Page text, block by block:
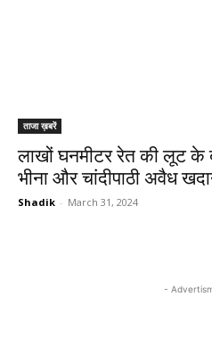
ताजा ख़बरें
लाखों घनमीटर रेत की लूट के
भीना और चांदीपाठी अवैध
Shadik - March 31, 2024
-